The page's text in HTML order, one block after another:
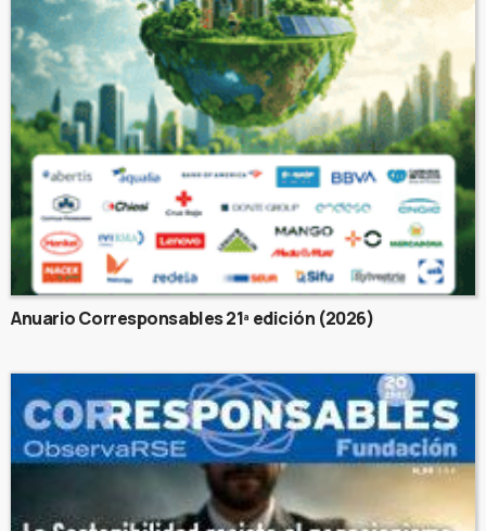
Anuario Corresponsables 21ª edición (2026)